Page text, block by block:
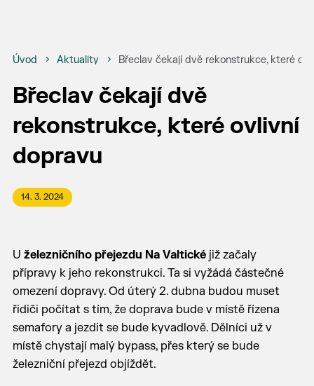
Úvod Aktuality Břeclav čekají dvě rekonstrukce, které
Břeclav čekají dvě
rekonstrukce, které ovlivní
dopravu
14. 3. 2024
U železničního přejezdu Na Valtickéjiž začaly
přípravy k jeho rekonstrukci. Ta si vyžádá částečné
omezení dopravy. Od úterý 2. dubna budou muset
řidiči počítat s tím, že doprava bude v místě řízena
semafory a jezdit se bude kyvadlově. Dělníci už v
místě chystají malý bypass, přes který se bude
železniční přejezd objíždět.